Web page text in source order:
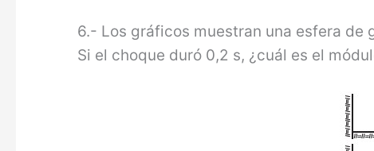
6.- Los gráficos muestran una esfera de
Si el choque duró 0,2 s, ¿cuál es el